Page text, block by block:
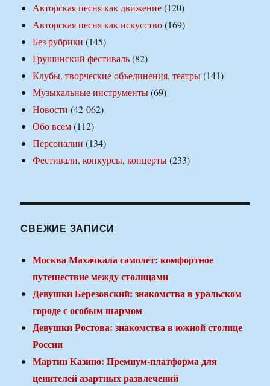
Авторская песня как движение(120)
Авторская песня как искусство(169)
Без рубрики (145)
Грушинский фестиваль(82)
Клубы, творческие объединения, театры(141)
Музыкальные инструменты(69)
Новости (42 062)
Обо всем(112)
Персоналии (134)
Фестивали, конкурсы, концерты(233)
СВЕЖИЕ ЗАПИСИ
Москва Махачкала самолет: комфортное
путешествие между столицами
Девушки Березовский: знакомства в уральском
городе с особым шармом
Девушки Ростова: знакомства в южной столице
России
Мартин Казино: Премиум-платформа для
ценителей азартных развлечений